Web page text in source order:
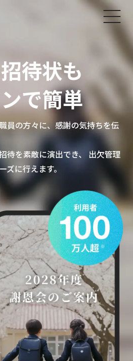
メニ
待状も
で簡単
員の方々に、感謝の気持ちを伝
待を素敵に演出でき、
出欠管理
に行えます。